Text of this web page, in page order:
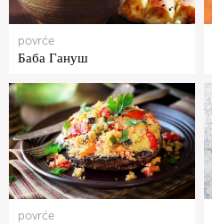
povrće
Баба Гануш
povrće